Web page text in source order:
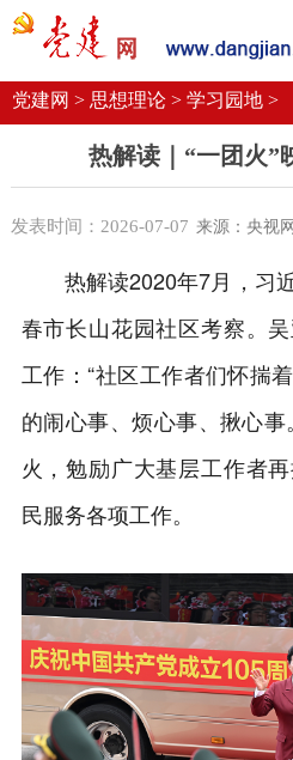
党建要闻
机关党建
校园党建
党建网 > 思想理论 > 学习园地 >
热解读｜“一团火”
发表时间：2026-07-07 来源：央视网
热解读2020年7月，习
春市长山花园社区考察。
工作：“社区工作者们怀揣
的闹心事、烦心事、揪心
火，勉励广大基层工作者
民服务各项工作。